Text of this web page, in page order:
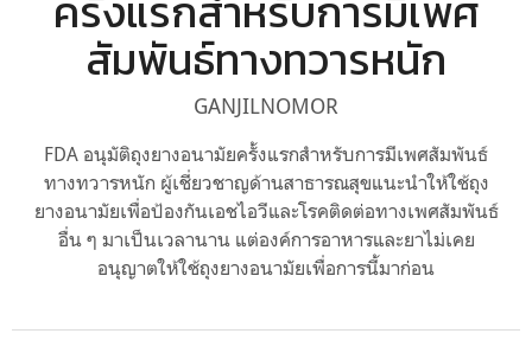
สัมพันธ์ทางทวารหนัก
GANJILNOMOR
FDA อนุมัติถุงยางอนามัยครั้งแรกสำหรับการมีเพศสัมพันธ์
ทางทวารหนัก ผู้เชี่ยวชาญด้านสาธารณสุขแนะนำให้ใช้ถุง
ยางอนามัยเพื่อป้องกันเอชไอวีและโรคติดต่อทางเพศสัมพันธ์
อื่น ๆ มาเป็นเวลานาน แต่องค์การอาหารและยาไม่เคย
อนุญาตให้ใช้ถุงยางอนามัยเพื่อการนี้มาก่อน